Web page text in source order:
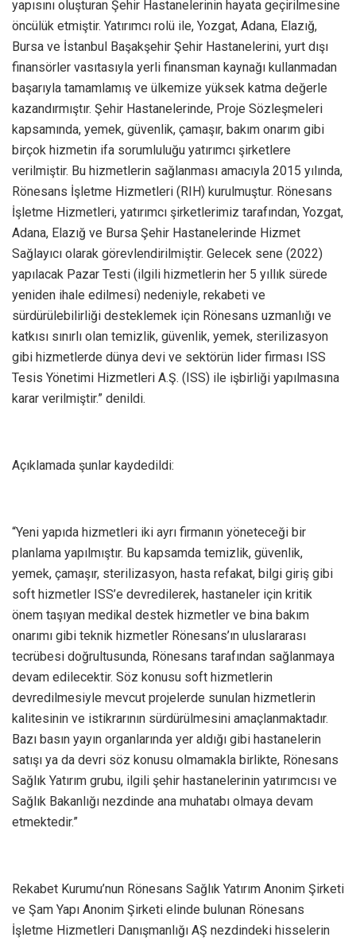
yapısını oluşturan Şehir Hastanelerinin hayata geçirilmesine
öncülük etmiştir. Yatırımcı rolü ile, Yozgat, Adana, Elazığ,
Bursa ve İstanbul Başakşehir Şehir Hastanelerini, yurt dışı
finansörler vasıtasıyla yerli finansman kaynağı kullanmadan
başarıyla tamamlamış ve ülkemize yüksek katma değerle
kazandırmıştır. Şehir Hastanelerinde, Proje Sözleşmeleri
kapsamında, yemek, güvenlik, çamaşır, bakım onarım gibi
birçok hizmetin ifa sorumluluğu yatırımcı şirketlere
verilmiştir. Bu hizmetlerin sağlanması amacıyla 2015 yılında,
Rönesans İşletme Hizmetleri (RIH) kurulmuştur. Rönesans
İşletme Hizmetleri, yatırımcı şirketlerimiz tarafından, Yozgat,
Adana, Elazığ ve Bursa Şehir Hastanelerinde Hizmet
Sağlayıcı olarak görevlendirilmiştir. Gelecek sene (2022)
yapılacak Pazar Testi (ilgili hizmetlerin her 5 yıllık sürede
yeniden ihale edilmesi) nedeniyle, rekabeti ve
sürdürülebilirliği desteklemek için Rönesans uzmanlığı ve
katkısı sınırlı olan temizlik, güvenlik, yemek, sterilizasyon
gibi hizmetlerde dünya devi ve sektörün lider firması ISS
Tesis Yönetimi Hizmetleri A.Ş. (ISS) ile işbirliği yapılmasına
karar verilmiştir.” denildi.
Açıklamada şunlar kaydedildi:
“Yeni yapıda hizmetleri iki ayrı firmanın yöneteceği bir
planlama yapılmıştır. Bu kapsamda temizlik, güvenlik,
yemek, çamaşır, sterilizasyon, hasta refakat, bilgi giriş gibi
soft hizmetler ISS’e devredilerek, hastaneler için kritik
önem taşıyan medikal destek hizmetler ve bina bakım
onarımı gibi teknik hizmetler Rönesans’ın uluslararası
tecrübesi doğrultusunda, Rönesans tarafından sağlanmaya
devam edilecektir. Söz konusu soft hizmetlerin
devredilmesiyle mevcut projelerde sunulan hizmetlerin
kalitesinin ve istikrarının sürdürülmesini amaçlanmaktadır.
Bazı basın yayın organlarında yer aldığı gibi hastanelerin
satışı ya da devri söz konusu olmamakla birlikte, Rönesans
Sağlık Yatırım grubu, ilgili şehir hastanelerinin yatırımcısı ve
Sağlık Bakanlığı nezdinde ana muhatabı olmaya devam
etmektedir.”
Rekabet Kurumu’nun Rönesans Sağlık Yatırım Anonim Şirketi
ve Şam Yapı Anonim Şirketi elinde bulunan Rönesans
İşletme Hizmetleri Danışmanlığı AŞ nezdindeki hisselerin